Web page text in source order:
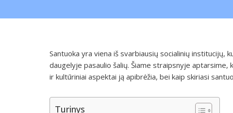
Santuoka yra viena iš svarbiausių socialinių institucijų,
daugelyje pasaulio šalių. Šiame straipsnyje aptarsime,
ir kultūriniai aspektai ją apibrėžia, bei kaip skiriasi
Turinys